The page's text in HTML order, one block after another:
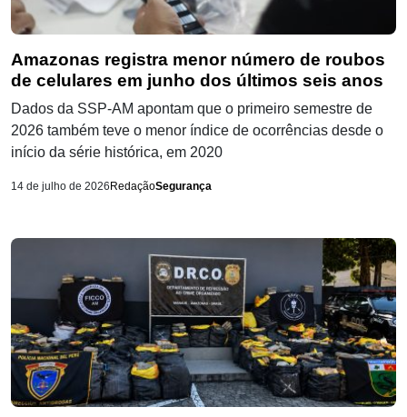
Amazonas registra menor número de roubos
de celulares em junho dos últimos seis anos
Dados da SSP-AM apontam que o primeiro semestre de
2026 também teve o menor índice de ocorrências desde o
início da série histórica, em 2020
14 de julho de 2026 RedaçãoSegurança